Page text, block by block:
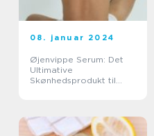
08. januar 2024
Øjenvippe Serum: Det
Ultimative
Skønhedsprodukt til